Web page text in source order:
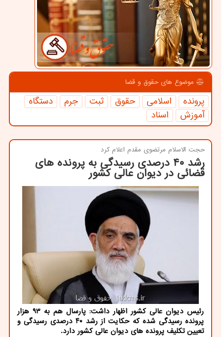
موضوع های حقوق و قضا
پرونده اسلامی حقوق ثبت جرم
دستگاه
آموزش
اسناد
حجت الاسلام مرتضوی مقدم اعلام كرد
رشد ۴۰ درصدی رسیدگی به پرونده های
قضائی در دیوان عالی كشور
رئیس دیوان عالی کشور اظهار داشت: پارسال هم به ۹۳ هزار
پرونده رسیدگی شده که حکایت از رشد ۴۰ درصدی رسیدگی و
تعیین تکلیف پرونده های دیوان عالی کشور دارد.